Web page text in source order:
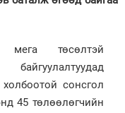
мега төсөлтэй
сонсгол
45 төлөөлөгчийн